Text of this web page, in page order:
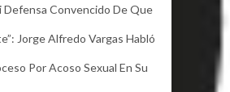
Defensa Convencido De Que
Jorge Alfredo Vargas Habló
Por Acoso Sexual En Su